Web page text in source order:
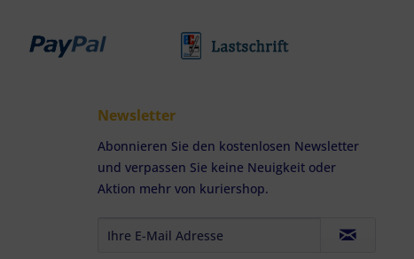
Newsletter
Abonnieren Sie den kostenlosen Newsletter
und verpassen Sie keine Neuigkeit oder
Aktion mehr von kuriershop.